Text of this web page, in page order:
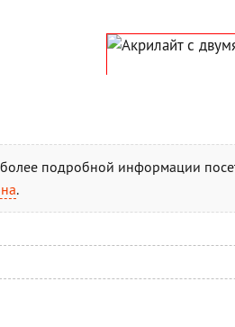
подробной информации
.